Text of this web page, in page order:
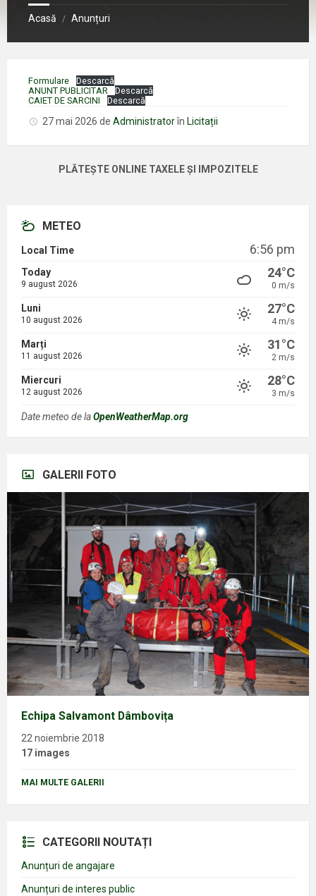
Acasă / Anunțuri
Formulare
Descarcă
ANUNT PUBLICITAR
Descarcă
CAIET DE SARCINI
Descarcă
27 mai 2026 de Administratorîn Licitații
PLĂTEȘTE ONLINE TAXELE ȘI IMPOZITELE
METEO
Local Time 6:56 pm
Today
9 august 2026
24°C
0 m/s
Luni
10 august 2026
27°C
4 m/s
Marți
11 august 2026
31°C
2 m/s
Miercuri
12 august 2026
28°C
3 m/s
Date meteo de laOpenWeatherMap.org
GALERII FOTO
Echipa Salvamont Dâmbovița
22 noiembrie 2018
17 images
MAI MULTE GALERII
CATEGORII NOUTAȚI
Anunțuri de angajare
Anunțuri de interes public